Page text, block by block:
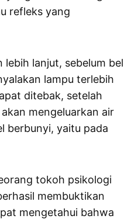
refleks yang
lanjut, sebelum bel
lampu terlebih
ditebak, setelah
mengeluarkan air
berbunyi, yaitu pada
tokoh psikologi
membuktikan
mengetahui bahwa